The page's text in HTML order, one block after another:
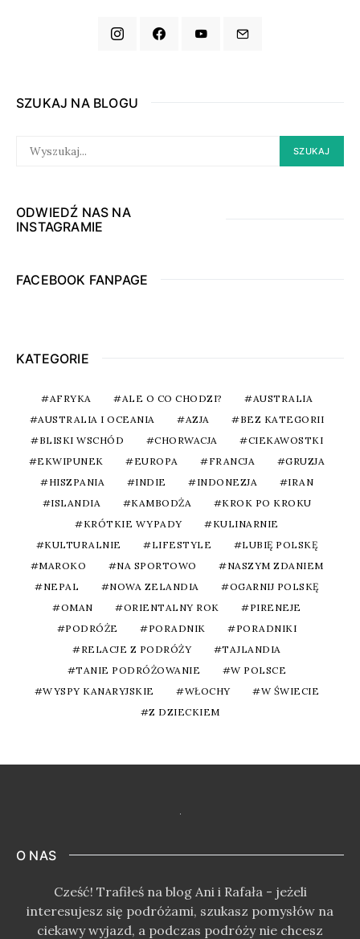
SZUKAJ NA BLOGU
FOR:
SZUKAJ
ODWIEDŹ NAS NA
INSTAGRAMIE
FACEBOOK FANPAGE
KATEGORIE
AFRYKA ALE O CO CHODZI?
AUSTRALIA
AUSTRALIA I OCEANIA
AZJA
BEZ KATEGORII
BLISKI WSCHÓD
CHORWACJA
CIEKAWOSTKI
EKWIPUNEK
EUROPA FRANCJA
GRUZJA
HISZPANIA
INDIE INDONEZJA
IRAN
ISLANDIA
KAMBODŻA
KROK PO KROKU
KRÓTKIE WYPADY
KULINARNIE
KULTURALNIE
LIFESTYLE
LUBIĘ POLSKĘ
MAROKO
NA SPORTOWO
NASZYM ZDANIEM
NEPAL
NOWA ZELANDIA
OGARNIJ POLSKĘ
OMAN
ORIENTALNY ROK
PIRENEJE
PODRÓŻE
PORADNIK
PORADNIKI
RELACJE Z PODRÓŻY
TAJLANDIA
TANIE PODRÓŻOWANIE
W POLSCE
WYSPY KANARYJSKIE
WŁOCHY
W ŚWIECIE
Z DZIECKIEM
O NAS
Cześć! Trafiłeś na blog Ani i Rafała - jeżeli
interesujesz się podróżami, szukasz pomysłów na
ciekawy wyjazd, a podczas podróży nie chcesz